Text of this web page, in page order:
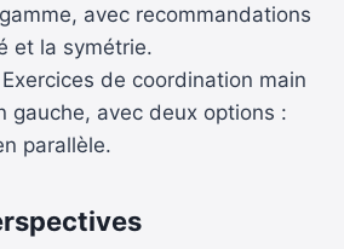
avec recommandations
et la symétrie.
de coordination main
gauche, avec deux options :
parallèle.